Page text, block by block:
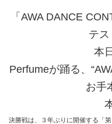
「AWA DANCE
テ
本
Perfumeが踊る、
お手
決勝戦は、３年ぶりに開催する「